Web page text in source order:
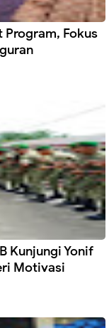
Program, Fokus
Kunjungi Yonif
Motivasi